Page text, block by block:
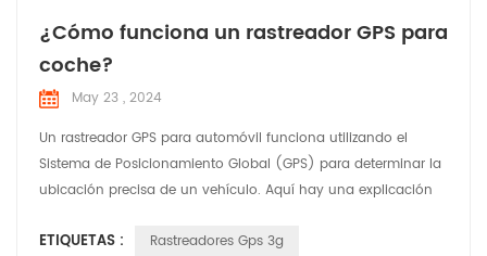
¿Cómo funciona un rastreador GPS para
coche?
May 23 , 2024
Un rastreador GPS para automóvil funciona utilizando el
Sistema de Posicionamiento Global (GPS) para determinar la
ubicación precisa de un vehículo. Aquí hay una explicación
en una red de satélites que orbitan la Tierra. Estos satélites
ETIQUETAS :
Rastreadores Gps 3g